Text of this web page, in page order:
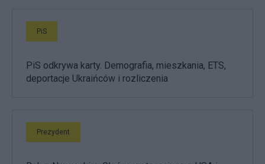
PiS
PiS odkrywa karty. Demografia, mieszkania, ETS,
deportacje Ukraińców i rozliczenia
Prezydent